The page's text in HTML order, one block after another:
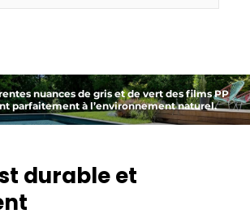
statement
nuances de gris et de vert des films PP
parfaitement à l’environnement naturel.
durable et